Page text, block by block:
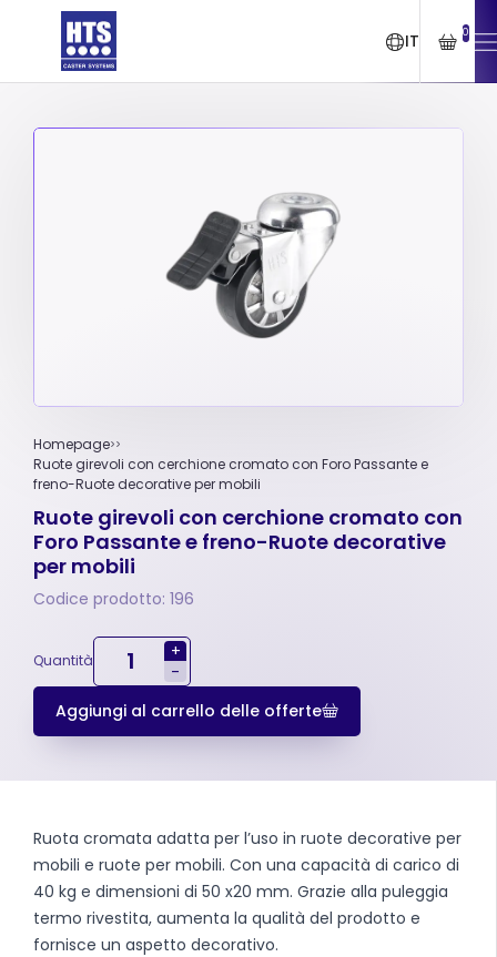
IT 0
Homepage
Ruote girevoli con cerchione cromato con Foro Passante e
freno-Ruote decorative per mobili
Ruote girevoli con cerchione cromato con
Foro Passante e freno-Ruote decorative
per mobili
Codice prodotto: 196
Quantità
+
-
Aggiungi al carrello delle offerte
Ruota cromata adatta per l’uso in ruote decorative per
mobili e ruote per mobili. Con una capacità di carico di
40 kg e dimensioni di 50 x20 mm. Grazie alla puleggia
termo rivestita, aumenta la qualità del prodotto e
fornisce un aspetto decorativo.